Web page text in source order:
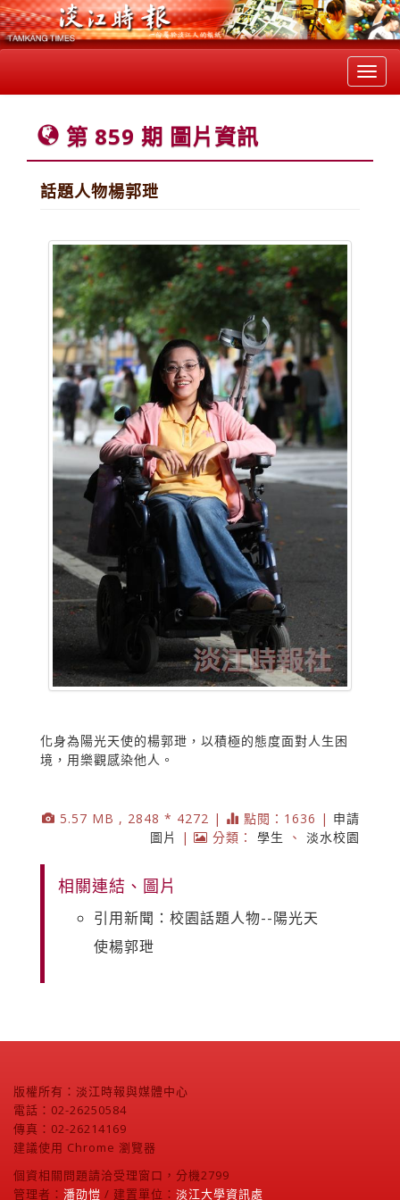
第 859 期 圖片資訊
話題人物楊郭玴
化身為陽光天使的楊郭玴，以積極的態度面對人生困
境，用樂觀感染他人。
5.57 MB , 2848 * 4272 | 點閱：1636 | 申請
圖片
| 分類： 學生 、 淡水校園
相關連結、圖片
引用新聞：校園話題人物--陽光天
使楊郭玴
版權所有：淡江時報與媒體中心
電話：02-26250584
傳真：02-26214169
建議使用 Chrome 瀏覽器
個資相關問題請洽受理窗口，分機2799
管理者： 潘劭愷 / 建置單位： 淡江大學資訊處